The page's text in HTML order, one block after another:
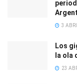
3
Los
la ola
23